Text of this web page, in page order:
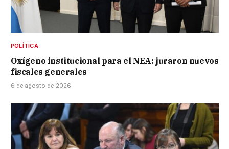
POLÍTICA
Oxígeno institucional para el NEA: juraron nuevos
fiscales generales
6 de agosto de 2026